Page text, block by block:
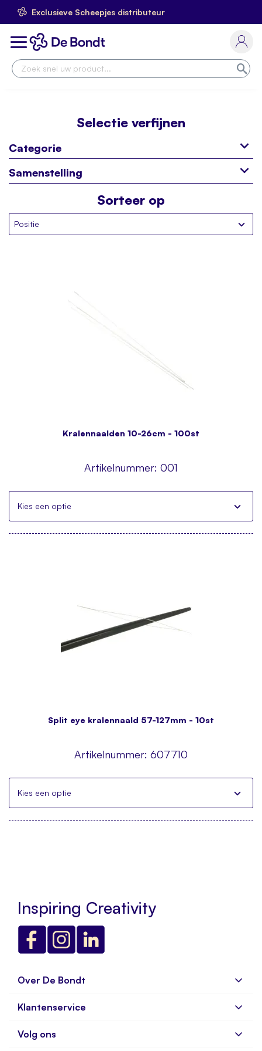
Exclusieve Scheepjes distributeur
Ga
naar
de
Toggle
Selectie verfijnen
Categorie
Samenstelling
Sorteer op
Kralennaalden 10-26cm - 100st
Artikelnummer: 001
Kies een optie
Split eye kralennaald 57-127mm - 10st
Artikelnummer: 607710
Kies een optie
Inspiring Creativity
Over De Bondt
Over ons
Vacatures
Klantenservice
Veelgestelde vragen
Volg ons